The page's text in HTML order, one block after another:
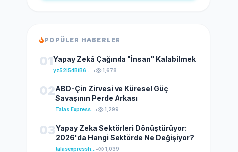
POPÜLER HABERLER
01Yapay Zekâ Çağında "İnsan" Kalabilmek
• 1,678
02ABD-Çin Zirvesi ve Küresel Güç
Savaşının Perde Arkası
• 1,299
03Yapay Zeka Sektörleri Dönüştürüyor:
2026'da Hangi Sektörde Ne Değişiyor?
• 1,039